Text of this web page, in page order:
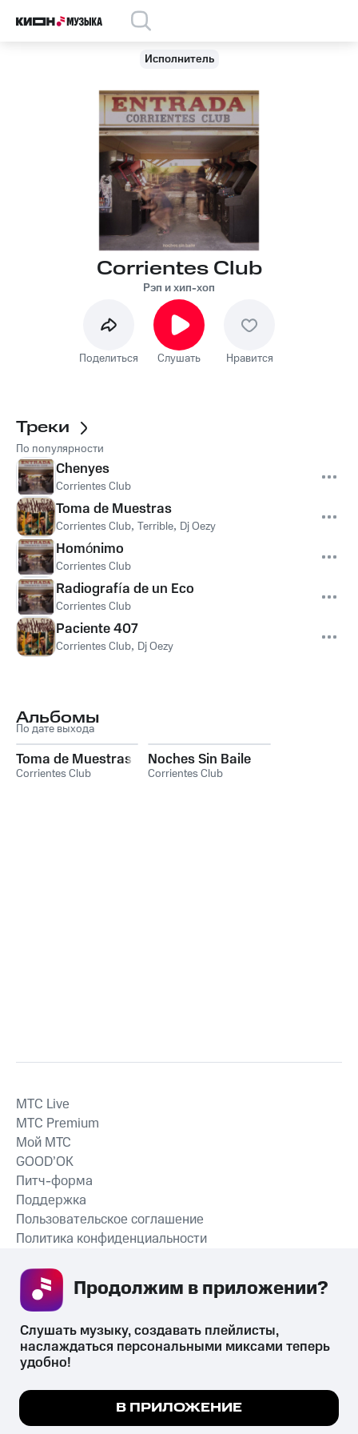
Исполнитель
Corrientes Club
Рэп и хип-хоп
Поделиться Слушать Нравится
Треки
По популярности
Chenyes
Corrientes Club
Toma de Muestras
Corrientes Club, Terrible, Dj Oezy
Homónimo
Corrientes Club
Radiografía de un Eco
Corrientes Club
Paciente 407
Corrientes Club, Dj Oezy
Альбомы
По дате выхода
Toma de Muestras
Corrientes Club
Noches Sin Baile
Corrientes Club
СКАЧАТЬ ПРИЛОЖЕНИЕ
MTС Live
MTС Premium
Мой МТС
GOOD’OK
Питч-форма
Поддержка
Пользовательское соглашение
Политика конфиденциальности
психотропных веществ, их аналогов причиняет вред здоровью,
их незаконный оборот запрещён и влечёт установленную
законодательством ответственность.
Мы используем куки, чтобы на сайте все
Подробнее
Слушать музыку, создавать плейлисты,
наслаждаться персональными миксами теперь
удобно!
В ПРИЛОЖЕНИЕ